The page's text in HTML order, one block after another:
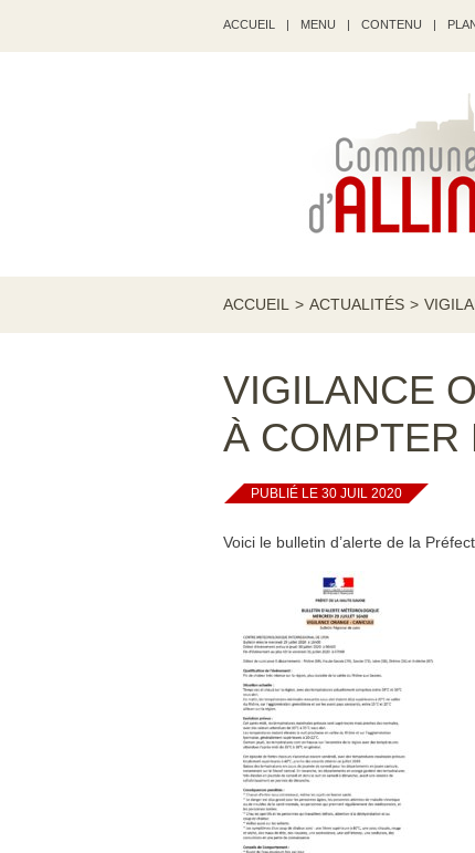
ACCUEIL | MENU | CONTENU |
ACCUEIL > ACTUALITÉS >
VIGILANCE
À COMPTER
PUBLIÉ LE 30 JUIL 2020
Voici le bulletin d’alerte de la